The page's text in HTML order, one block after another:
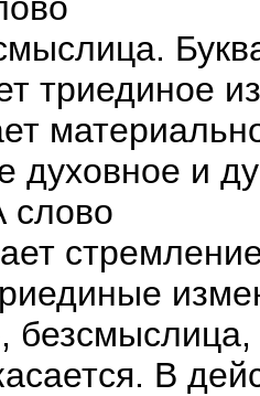
триединое
духовное и
слово
безсмыслица,
В